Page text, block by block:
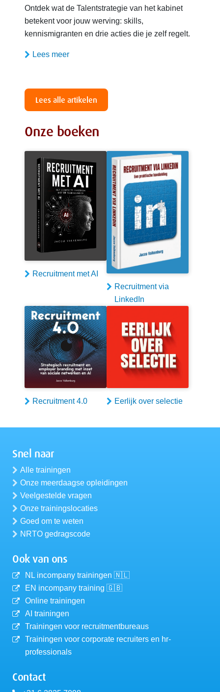
Ontdek wat de Talentstrategie van het kabinet
betekent voor jouw werving: skills,
kennismigranten en drie acties die je zelf regelt.
Lees meer
Lees alle artikelen
Onze boeken
Recruitment met AI
Recruitment via
LinkedIn
Recruitment 4.0 Eerlijk over selectie
Snel naar
Alle trainingen
Onze meerdaagse opleidingen
Veelgestelde vragen
Onze trainingslocaties
Goed om te weten
NRTO gedragscode
Ook van ons
NL incompany trainingen 🇳🇱
EN incompany training 🇬🇧
Online trainingen
AI trainingen
Trainingen voor recruitmentbureaus
Trainingen voor corporate recruiters en hr-
professionals
Contact